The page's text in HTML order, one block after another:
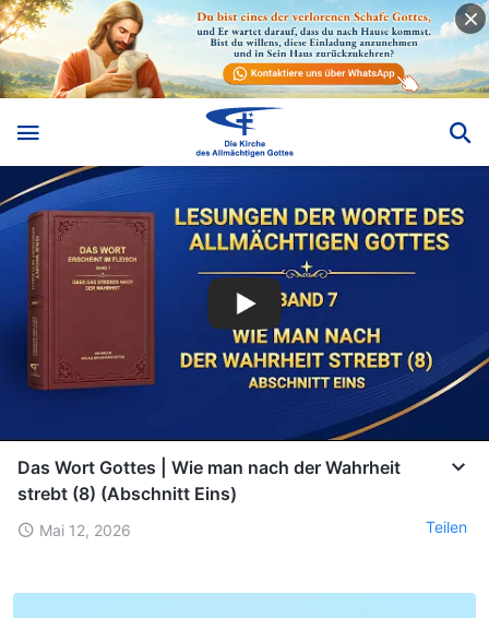
Das Wort Gottes | Wie man nach der Wahrheit
strebt (8) (Abschnitt Eins)
Mai 12, 2026 Teilen